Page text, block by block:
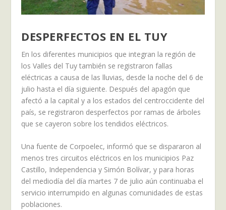
DESPERFECTOS EN EL TUY
En los diferentes municipios que integran la región de
los Valles del Tuy también se registraron fallas
eléctricas a causa de las lluvias, desde la noche del 6 de
julio hasta el día siguiente. Después del apagón que
afectó a la capital y a los estados del centroccidente del
país, se registraron desperfectos por ramas de árboles
que se cayeron sobre los tendidos eléctricos.
Una fuente de Corpoelec, informó que se dispararon al
menos tres circuitos eléctricos en los municipios Paz
Castillo, Independencia y Simón Bolívar, y para horas
del mediodía del día martes 7 de julio aún continuaba el
servicio interrumpido en algunas comunidades de estas
poblaciones.